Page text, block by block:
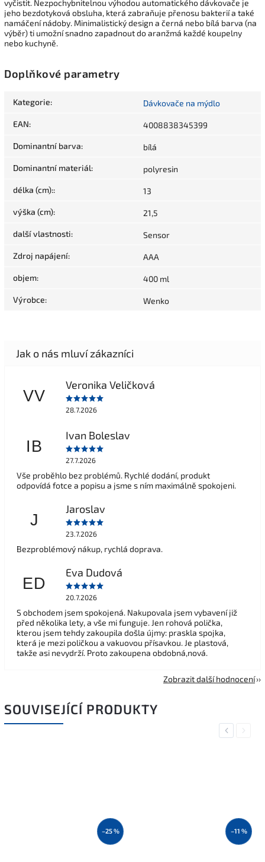
vyčistit. Nezpochybnitelnou výhodou automatického dávkovače je
jeho bezdotyková obsluha, která zabraňuje přenosu bakterií a také
namáčení nádoby. Minimalistický design a černá nebo bílá barva (na
výběr) ti umožní snadno zapadnout do aranžmá každé koupelny
nebo kuchyně.
Doplňkové parametry
Kategorie: Dávkovače na mýdlo
EAN: 4008838345399
Dominantní barva: bílá
Dominantní materiál: polyresin
délka (cm):: 13
výška (cm): 21,5
další vlastnosti: Sensor
Zdroj napájení: AAA
objem: 400 ml
Výrobce: Wenko
VV
Veronika Veličková
28.7.2026
IB
Ivan Boleslav
27.7.2026
Vše proběhlo bez problémů. Rychlé dodání, produkt
odpovídá fotce a popisu a jsme s ním maximálně spokojeni.
J
Jaroslav
23.7.2026
Bezproblémový nákup, rychlá doprava.
ED
Eva Dudová
20.7.2026
S obchodem jsem spokojená. Nakupovala jsem vybavení již
před několika lety, a vše mi funguje. Jen rohová polička,
kterou jsem tehdy zakoupila došla újmy: praskla spojka,
která je mezi poličkou a vakuovou přísavkou. Je plastová,
takže asi nevydrží. Proto zakoupena obdobná,nová.
Zobrazit další hodnocení
SOUVISEJÍCÍ PRODUKTY
Previous
–25 % –11 %
Next